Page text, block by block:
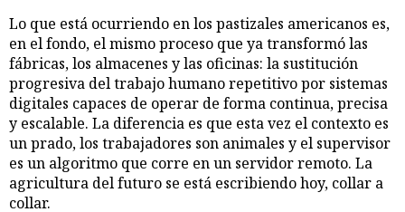
Lo que está ocurriendo en los pastizales americanos es,
en el fondo, el mismo proceso que ya transformó las
fábricas, los almacenes y las oficinas: la sustitución
progresiva del trabajo humano repetitivo por sistemas
digitales capaces de operar de forma continua, precisa
y escalable. La diferencia es que esta vez el contexto es
un prado, los trabajadores son animales y el supervisor
es un algoritmo que corre en un servidor remoto. La
agricultura del futuro se está escribiendo hoy, collar a
collar.